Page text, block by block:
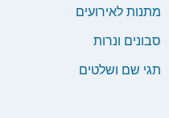
מתנות לאירועים
סבונים ונרות
תגי שם ושלטים